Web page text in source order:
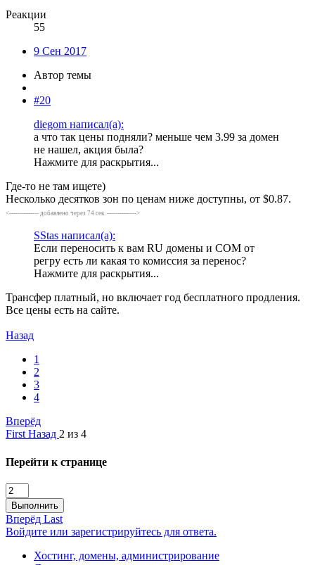
Реакции
55
9 Сен 2017
Автор темы
#20
diegom написал(а):
а что так цены подняли? меньше чем 3.99 за домен
не нашел, акция была?
Нажмите для раскрытия...
Где-то не там ищете)
Несколько десятков зон по ценам ниже доступны, от $0.87.
<-------------- добавлено через 74 сек. -------------->
SStas написал(а):
Если переносить к вам RU домены и COM от
регру есть ли какая то комиссия за перенос?
Нажмите для раскрытия...
Трансфер платный, но включает год бесплатного продления.
Все цены есть на сайте.
Назад
1
2
3
4
Вперёд
First Назад 2 из 4
Перейти к странице
Выполнить
Вперёд Last
Войдите или зарегистрируйтесь для ответа.
Хостинг, домены, администрирование